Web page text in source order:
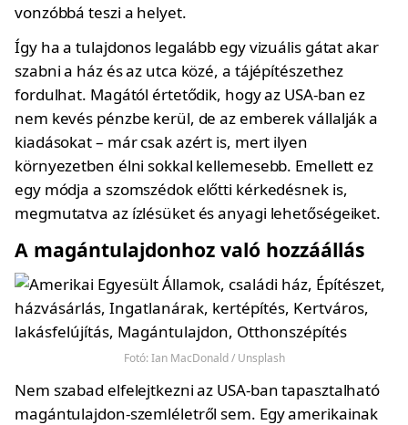
vonzóbbá teszi a helyet.
Így ha a tulajdonos legalább egy vizuális gátat akar
szabni a ház és az utca közé, a tájépítészethez
fordulhat. Magától értetődik, hogy az USA-ban ez
nem kevés pénzbe kerül, de az emberek vállalják a
kiadásokat – már csak azért is, mert ilyen
környezetben élni sokkal kellemesebb. Emellett ez
egy módja a szomszédok előtti kérkedésnek is,
megmutatva az ízlésüket és anyagi lehetőségeiket.
A magántulajdonhoz való hozzáállás
Fotó: Ian MacDonald / Unsplash
Nem szabad elfelejtkezni az USA-ban tapasztalható
magántulajdon-szemléletről sem. Egy amerikainak